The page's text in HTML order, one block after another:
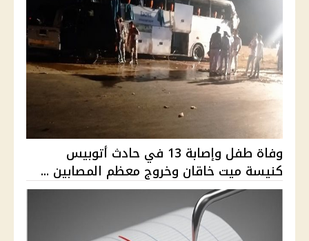
وفاة طفل وإصابة 13 في حادث أتوبيس
كنيسة ميت خاقان وخروج معظم المصابين ...